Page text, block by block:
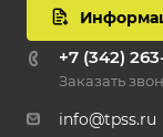
+7 (342)
Заказать
info@tpss.ru